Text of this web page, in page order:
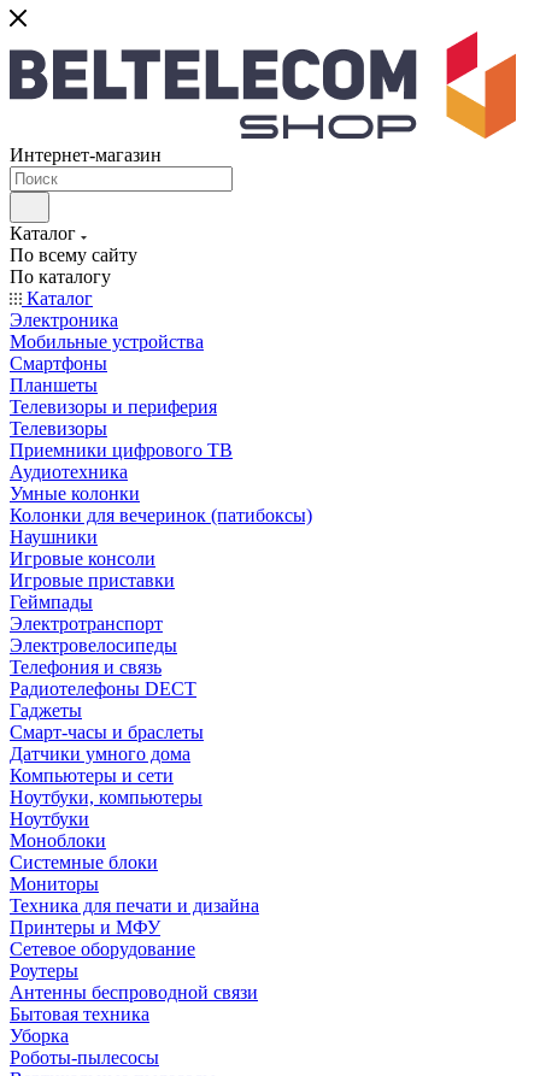
Интернет-магазин
Каталог
По всему сайту
По каталогу
Каталог
Электроника
Мобильные устройства
Смартфоны
Планшеты
Телевизоры и периферия
Телевизоры
Приемники цифрового ТВ
Аудиотехника
Умные колонки
Колонки для вечеринок (патибоксы)
Наушники
Игровые консоли
Игровые приставки
Геймпады
Электротранспорт
Электровелосипеды
Телефония и связь
Радиотелефоны DECT
Гаджеты
Смарт-часы и браслеты
Датчики умного дома
Компьютеры и сети
Ноутбуки, компьютеры
Ноутбуки
Моноблоки
Системные блоки
Мониторы
Техника для печати и дизайна
Принтеры и МФУ
Сетевое оборудование
Роутеры
Антенны беспроводной связи
Бытовая техника
Уборка
Роботы-пылесосы